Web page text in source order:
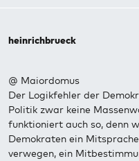
heinrichbrueck
@ Maiordomus
Der Logikfehler der
Politik zwar keine
funktioniert auch so, denn
Demokraten ein
verwegen, ein